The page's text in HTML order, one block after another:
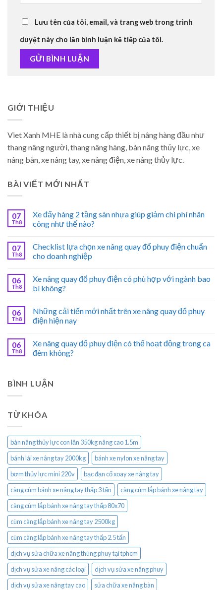
Lưu tên của tôi, email, và trang web trong trình
duyệt này cho lần bình luận kế tiếp của tôi.
GIỚI THIỆU
Viet Xanh MHE là nhà cung cấp thiết bị nâng hàng đầu như
thang nâng người, thang nâng hàng, bàn nâng thủy lực, xe
nâng bàn, xe nâng tay, xe nâng điện, xe nâng thủy lực.
BÀI VIẾT MỚI NHẤT
07
Th8
Xe đẩy hàng 2 tầng sàn nhựa giúp giảm chi phí nhân
công như thế nào?
07
Th8
Checklist lựa chọn xe nâng quay đổ phuy điện chuẩn
cho doanh nghiệp
06
Th8
Xe nâng quay đổ phuy điện có phù hợp với ngành bao
bì không?
06
Th8
Những cải tiến mới nhất trên xe nâng quay đổ phuy
điện hiện nay
06
Th8
Xe nâng quay đổ phuy điện có thể hoạt động trong ca
đêm không?
BÌNH LUẬN
TỪ KHÓA
bàn nâng thủy lực con lăn 350kg nâng cao 1.5m
bánh lái xe nâng tay 2000kg
bánh xe nylon xe nâng tay
bơm thủy lực mini 220v
bạc đạn cổ xoay xe nâng tay
càng cùm bánh xe nâng tay thấp 3 tấn
càng cùm lắp bánh xe nâng tay
càng cùm lắp bánh xe nâng tay thấp 80x70
cùm càng lắp bánh xe nâng tay 2500kg
cùm càng lắp bánh xe nâng tay thấp 2.5 tấn
dịch vụ sửa chữa xe nâng thùng phuy tại tphcm
dịch vụ sửa xe nâng các loại
dịch vụ sửa xe nâng phuy
dịch vụ sửa xe nâng tay cao
sửa chữa xe nâng bàn